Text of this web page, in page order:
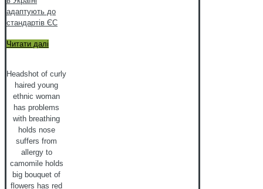
адаптують до
стандартів ЄС
Читати далі
Headshot of curly
haired young
ethnic woman
has problems
with breathing
holds nose
suffers from
allergy to
camomile holds
big bouquet of
flowers has red